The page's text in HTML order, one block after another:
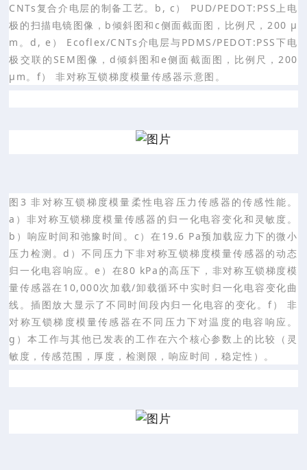
CNTs复合介电层的制备工艺。b, c） PUD/PEDOT:PSS上电
极的扫描电镜图像，b倾斜图和c侧面截面图，比例尺，200 μ
m。d, e） Ecoflex/CNTs介电层与PDMS/PEDOT:PSS下电
极交联的SEM图像，d倾斜图和e侧面截面图，比例尺，200
μm。f） 非对称互锁梯度模量传感器示意图。
图3 非对称互锁梯度模量柔性电容压力传感器的传感性能。
a）非对称互锁梯度模量传感器的归一化电容变化和灵敏度。
b）响应时间和弛豫时间。c）在19.6 Pa预加载应力下的微小
压力检测。d）不同压力下非对称互锁梯度模量传感器的动态
归一化电容响应。e）在80 kPa的高压下，非对称互锁梯度模
量传感器在10,000次加载/卸载循环中实时归一化电容变化曲
线。插图放大显示了不同时间段内归一化电容的变化。f） 非
对称互锁梯度模量传感器在不同压力下对温度的电容响应。
g）本工作与其他已发表的工作在六个核心参数上的比较（灵
敏度，传感范围，厚度，检测限，响应时间，稳定性）。